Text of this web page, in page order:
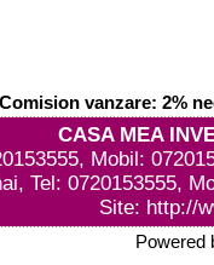
Comision vanzare: 2%
CASA MEA
Mobil:
Tel: 0720153555,
Site: http://
Powered